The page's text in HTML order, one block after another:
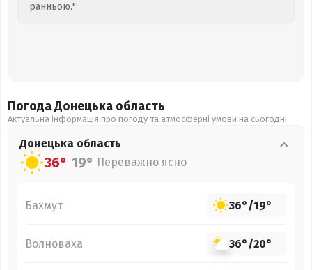
ранньою."
Погода Донецька область
Актуальна інформація про погоду та атмосферні умови на сьогодні
Донецька область
36° 19° Переважно ясно
Бахмут 36°/19°
Волноваха 36°/20°